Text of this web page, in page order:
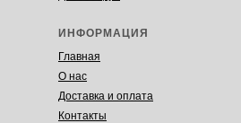
ИНФОРМАЦИЯ
Главная
О нас
Доставка и оплата
Контакты